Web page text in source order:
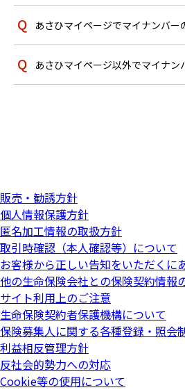
あさひマイページでマイナンバーの登録状況はどの
あさひマイページ以外でマイナンバーを登
販売・勧誘方針
個人情報保護方針
匿名加工情報の取扱方針
取引時確認（本人確認等）について
お客様から正しい告知をいただくに
他の生命保険会社との保険契約情報
サイト利用上のご注意
生命保険契約者保護機構について
保険募集人に関する各種登録・照会
利益相反管理方針
反社会的勢力への対応
Cookie等の使用について